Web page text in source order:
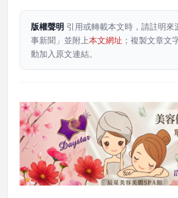
版權聲明 引用或轉載本文時，請註明來
事新聞」並附上本文網址 ；複製文章文
動加入原文連結。